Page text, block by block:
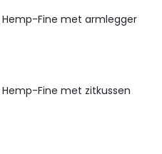
Fine met armlegger
Fine met zitkussen